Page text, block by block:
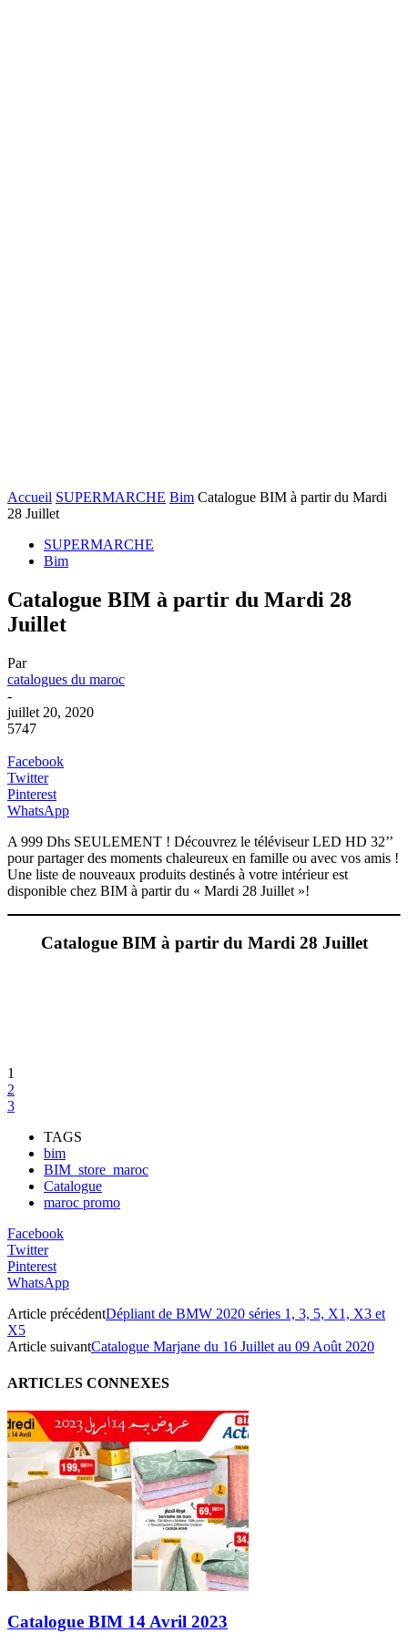
Accueil SUPERMARCHE Bim Catalogue BIM à partir du Mardi
28 Juillet
SUPERMARCHE
Bim
Catalogue BIM à partir du Mardi 28
Juillet
Par
catalogues du maroc
-
juillet 20, 2020
5747
Facebook
Twitter
Pinterest
WhatsApp
A 999 Dhs SEULEMENT ! Découvrez le téléviseur LED HD 32’’
pour partager des moments chaleureux en famille ou avec vos amis !
Une liste de nouveaux produits destinés à votre intérieur est
disponible chez BIM à partir du « Mardi 28 Juillet »!
Catalogue BIM à partir du Mardi 28 Juillet
1
2
3
TAGS
bim
BIM_store_maroc
Catalogue
maroc promo
Facebook
Twitter
Pinterest
WhatsApp
Article précédentDépliant de BMW 2020 séries 1, 3, 5, X1, X3 et
X5
Article suivantCatalogue Marjane du 16 Juillet au 09 Août 2020
ARTICLES CONNEXES
Catalogue BIM 14 Avril 2023